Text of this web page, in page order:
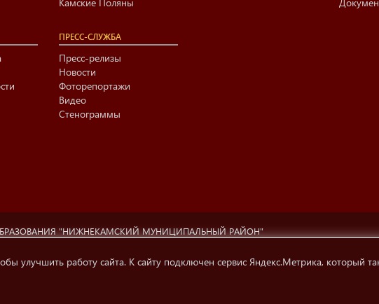
ПРЕСС-СЛУЖБА
Пресс-релизы
Новости
Фоторепортажи
Видео
Стенограммы
"НИЖНЕКАМСКИЙ МУНИЦИПАЛЬНЫЙ РАЙОН"
центр г. Нижнекамска» (423570 РФ, РТ, г.Нижнекамск, ул.
печати, телерадиовещания и СМК.
ссылка на источник информации обязательна.Условия использования информации
улучшить работу сайта. К сайту подключен сервис Яндекс.Метрика, который